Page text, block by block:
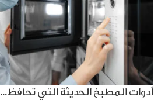
أدوات المطبخ الحديثة التي تحافظ...